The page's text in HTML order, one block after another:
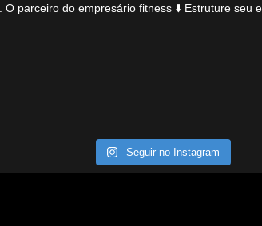
O parceiro do empresário fitness ⬇️ Estruture seu
Seguir no Instagram